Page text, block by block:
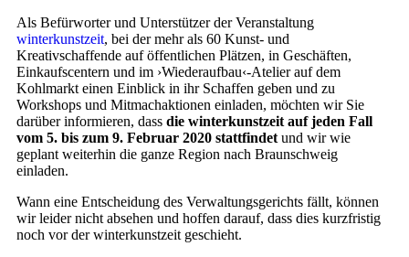
Als Befürworter und Unterstützer der Veranstaltung
winterkunstzeit, bei der mehr als 60 Kunst- und
Kreativschaffende auf öffentlichen Plätzen, in Geschäften,
Einkaufscentern und im ›Wiederaufbau‹-Atelier auf dem
Kohlmarkt einen Einblick in ihr Schaffen geben und zu
Workshops und Mitmachaktionen einladen, möchten wir Sie
darüber informieren, dass die winterkunstzeit auf jeden Fall
vom 5. bis zum 9. Februar 2020 stattfindet und wir wie
geplant weiterhin die ganze Region nach Braunschweig
einladen.
Wann eine Entscheidung des Verwaltungsgerichts fällt, können
wir leider nicht absehen und hoffen darauf, dass dies kurzfristig
noch vor der winterkunstzeit geschieht.